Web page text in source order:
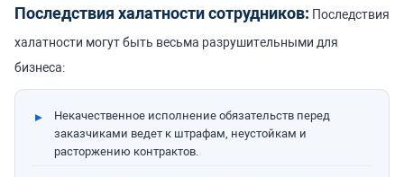
Последствия халатности сотрудников: Последствия
халатности могут быть весьма разрушительными для
бизнеса:
Некачественное исполнение обязательств перед
заказчиками ведет к штрафам, неустойкам и
расторжению контрактов.